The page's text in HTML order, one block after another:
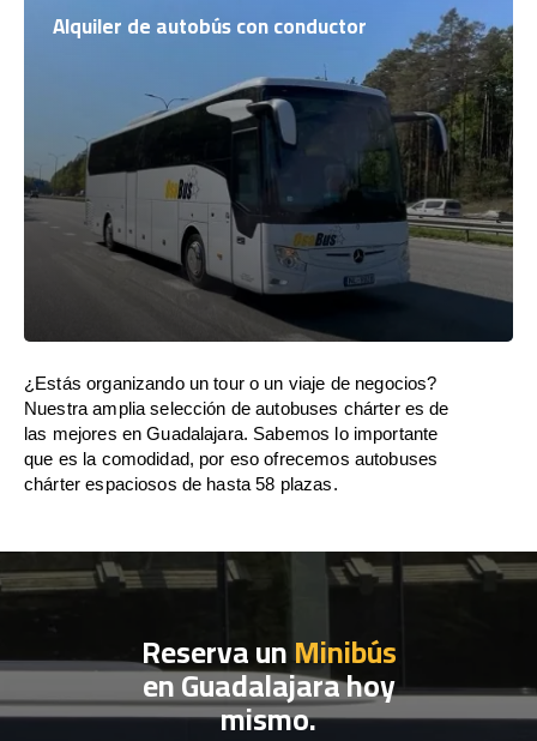
Alquiler de autobús con conductor
¿Estás organizando un tour o un viaje de negocios?
Nuestra amplia selección de autobuses chárter es de
las mejores en Guadalajara. Sabemos lo importante
que es la comodidad, por eso ofrecemos autobuses
chárter espaciosos de hasta 58 plazas.
Reserva unMinibús
en Guadalajara hoy
mismo.